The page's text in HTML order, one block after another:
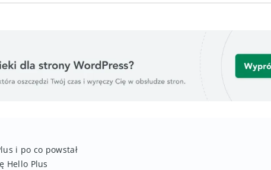
i po co powstał
Hello Plus